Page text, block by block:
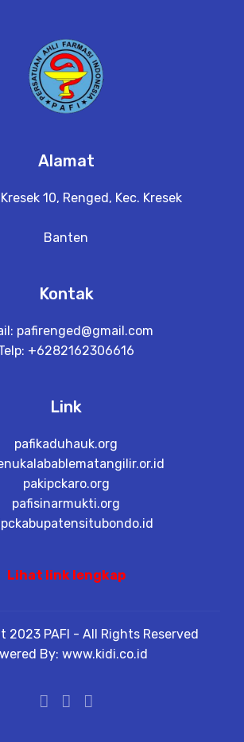
Alamat
10, Renged, Kec. Kresek
Banten
Kontak
pafirenged@gmail.com
+6282162306616
Link
pafikaduhauk.org
pakipckaro.org
pafisinarmukti.org
Lihat link lengkap
2023 PAFI - All Rights Reserved
By: www.kidi.co.id